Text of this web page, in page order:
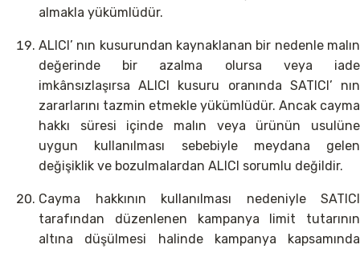
almakla yükümlüdür.
ALICI’ nın kusurundan kaynaklanan bir nedenle malın
değerinde bir azalma olursa veya iade
imkânsızlaşırsa ALICI kusuru oranında SATICI’ nın
zararlarını tazmin etmekle yükümlüdür. Ancak cayma
hakkı süresi içinde malın veya ürünün usulüne
uygun kullanılması sebebiyle meydana gelen
değişiklik ve bozulmalardan ALICI sorumlu değildir.
Cayma hakkının kullanılması nedeniyle SATICI
tarafından düzenlenen kampanya limit tutarının
altına düşülmesi halinde kampanya kapsamında